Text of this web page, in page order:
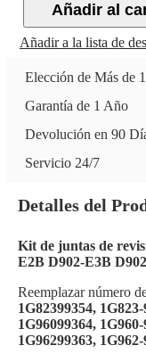
Añadir al
Añadir a la lista de
Elección de Más de
Garantía de 1 Año
Devolución en 90
Servicio 24/7
Detalles del
Kit de juntas de
E2B D902-E3B
Reemplazar número
1G82399354,
1G96099364,
1G96299363,